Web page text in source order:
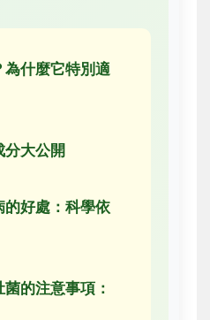
為什麼它特別適
分大公開
的好處：科學依
的注意事項：